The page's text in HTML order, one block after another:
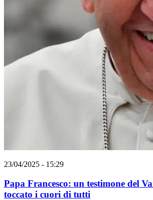
23/04/2025 - 15:29
Papa Francesco: un testimone del
toccato i cuori di tutti